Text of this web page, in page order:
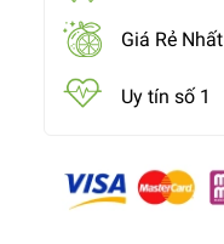
Giá Rẻ Nhất
Uy tín số 1